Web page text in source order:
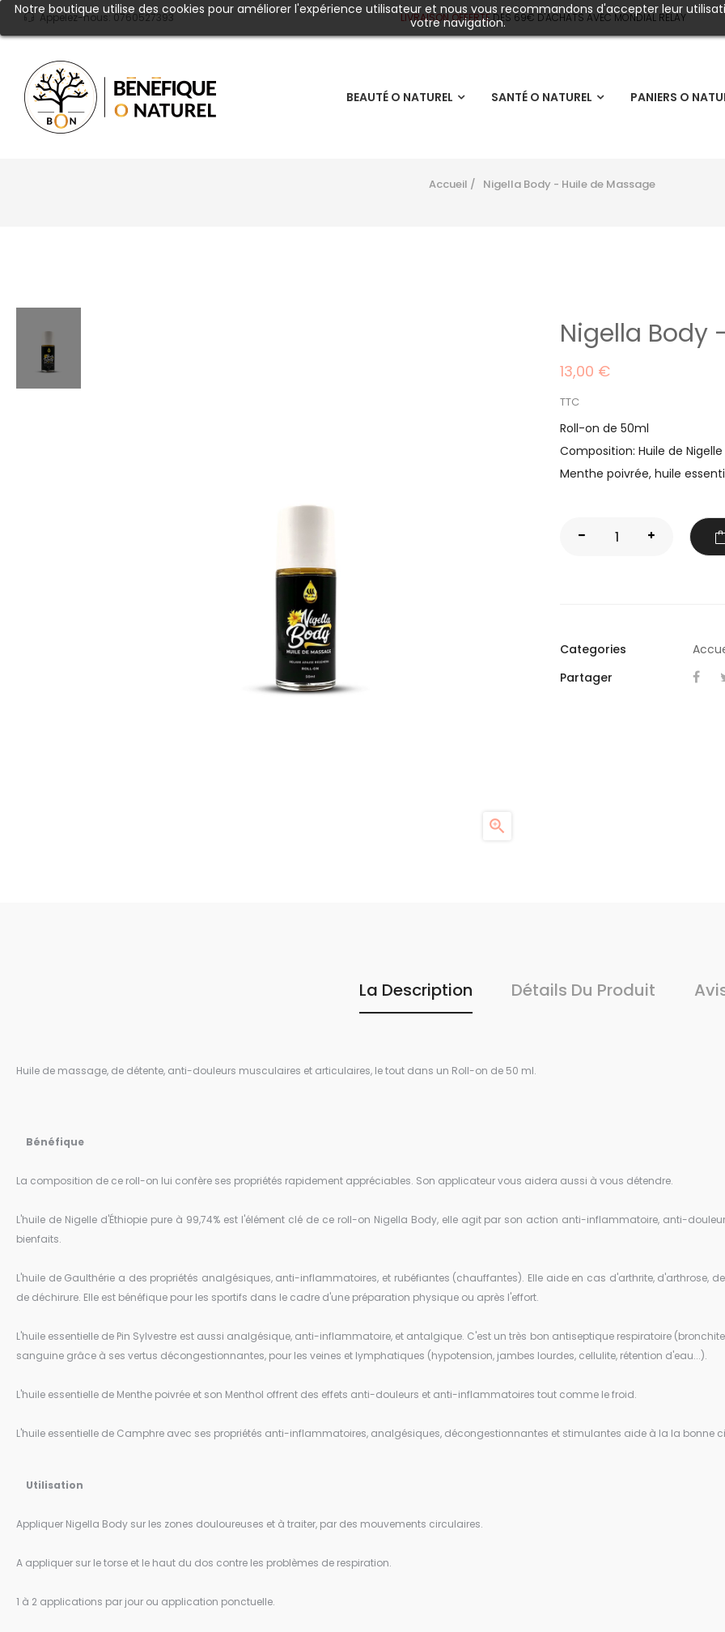
Appelez-nous:0760527393 LIVRAISON OFFERTEDÈS69€ D'ACHATS AVEC MONDIAL RELAY
BEAUTÉ O NATUREL SANTÉ O NATUREL PANIERS O
Notre boutique utilise des cookies pour améliorer l'expérience utilisateur et nous vous recommandons d'accepter leur
votre navigation.
Accueil Nigella Body - Huile de Massage

Nigella Body
13,00 €
TTC
Roll-on de 50ml
Composition: Huile de
Menthe poivrée, huile
Categories
Partager
La Description Détails Du Produit
Huile de massage, de détente, anti-douleurs musculaires et articulaires, le tout dans un Roll-on de 50 ml.
Bénéfique
La composition de ce roll-on lui confère ses propriétés rapidement appréciables. Son applicateur vous aidera aussi à vous détendre.
L'huile de Nigelle d'Éthiopie pure à 99,74% est l'élément clé de ce roll-on Nigella Body, elle agit par son action anti-inflammatoire, anti-
bienfaits.
L'huile de Gaulthérie a des propriétés analgésiques, anti-inflammatoires, et rubéfiantes (chauffantes). Elle aide en cas d'arthrite, d'arthrose,
de déchirure. Elle est bénéfique pour les sportifs dans le cadre d'une préparation physique ou après l'effort.
L'huile essentielle de Pin Sylvestre est aussi analgésique, anti-inflammatoire, et antalgique. C'est un très bon antiseptique respiratoire
sanguine grâce à ses vertus décongestionnantes, pour les veines et lymphatiques (hypotension, jambes lourdes, cellulite, rétention d'eau...).
L'huile essentielle de Menthe poivrée et son Menthol offrent des effets anti-douleurs et anti-inflammatoires tout comme le froid.
L'huile essentielle de Camphre avec ses propriétés anti-inflammatoires, analgésiques, décongestionnantes et stimulantes aide à la la bonne
Utilisation
Appliquer Nigella Body sur les zones douloureuses et à traiter, par des mouvements circulaires.
A appliquer sur le torse et le haut du dos contre les problèmes de respiration.
1 à 2 applications par jour ou application ponctuelle.